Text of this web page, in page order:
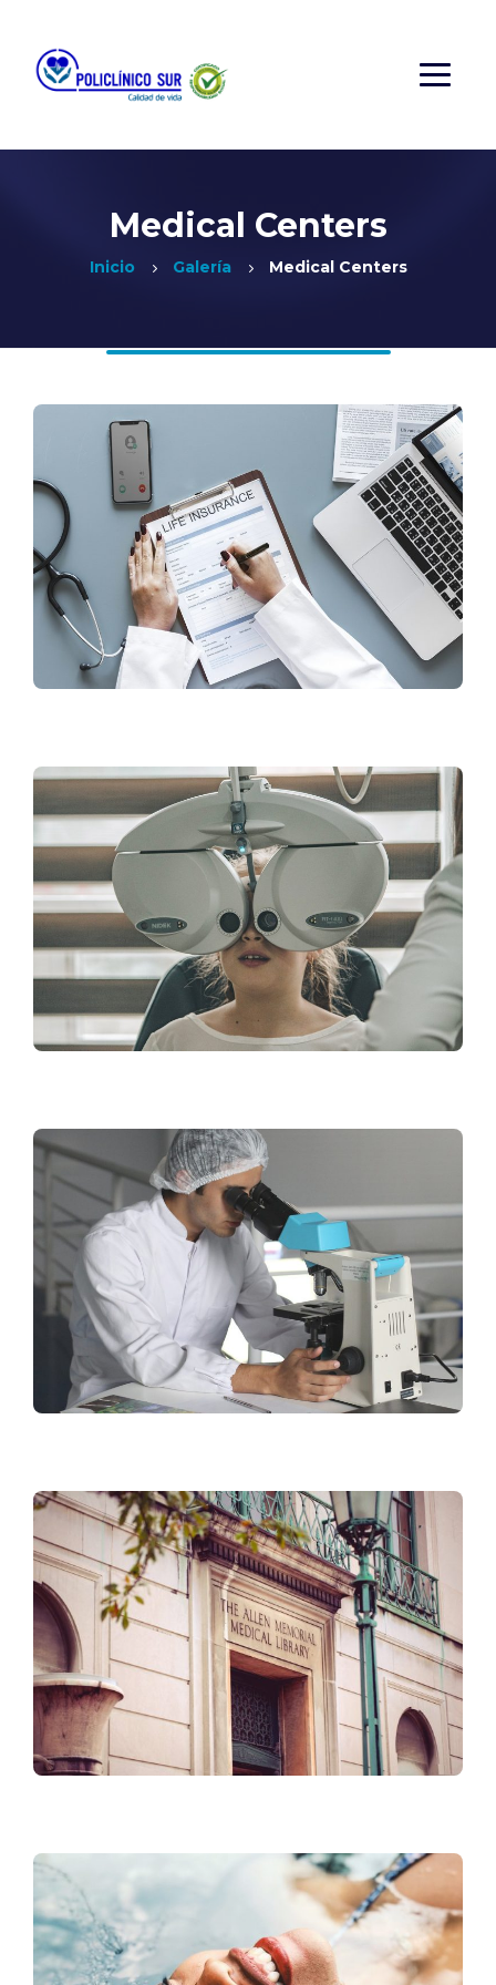
Medical Centers
Inicio Galería Medical Centers